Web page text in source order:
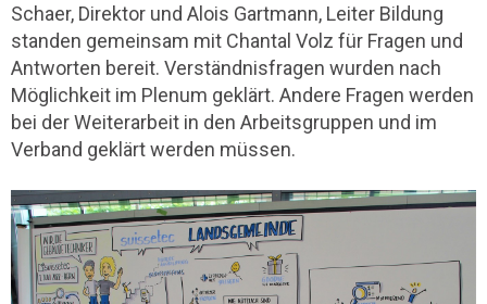
Schaer, Direktor und Alois Gartmann, Leiter Bildung
standen gemeinsam mit Chantal Volz für Fragen und
Antworten bereit. Verständnisfragen wurden nach
Möglichkeit im Plenum geklärt. Andere Fragen werden
bei der Weiterarbeit in den Arbeitsgruppen und im
Verband geklärt werden müssen.